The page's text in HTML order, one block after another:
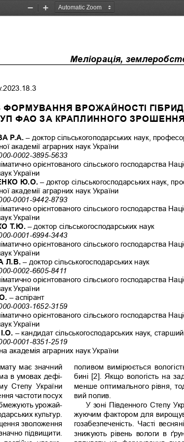
Zoom
Zoom
Меліорація,
ВРОЖАЙНОСТІ
ФАО ЗА КРАПЛИННОГО ЗРОШЕННЯ
Р.А. – доктор сільськогоподарських наук,
академії аграрних наук України
0002-3895-5633
орієнтованого сільського господарства
України
Ю.О. – доктор сільськогосподарських наук,
академії аграрних наук України
0001-9442-8793
орієнтованого сільського господарства
України
Т.Ю. – доктор сільськогосподарських наук
0001-6994-3443
орієнтованого сільського господарства
України
Л.В. – доктор сільськогосподарських наук
0002-6605-8411
орієнтованого сільського господарства
України
– аспірант
0003-1652-3159
орієнтованого сільського господарства
України
– кандидат сільськогосподарських наук,
0001-8351-2519
академія аграрних наук України
має значний
в умовах дефі-
Степу  України
частоти посух
урожай-
культур.
зволоження
підвищити.
поливом вимірюється
бині [2]. Якщо вологість на
менше оптимального рівня,
вий полив.
У зоні Південного Степу
жуючим фактором для
гозабезпеченість.  Часті
знижують  рівень  вологи  в